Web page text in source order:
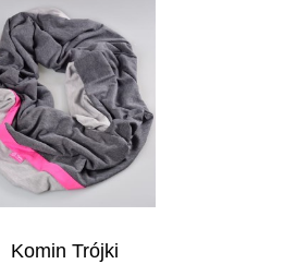
Komin Trójki